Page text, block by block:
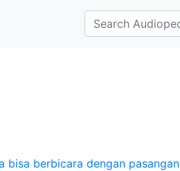
bisa berbicara dengan pasangan